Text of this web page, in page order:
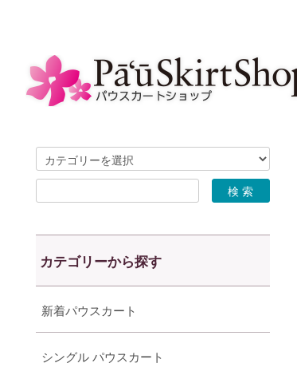
カテゴリーから探す
新着パウスカート
シングル パウスカート